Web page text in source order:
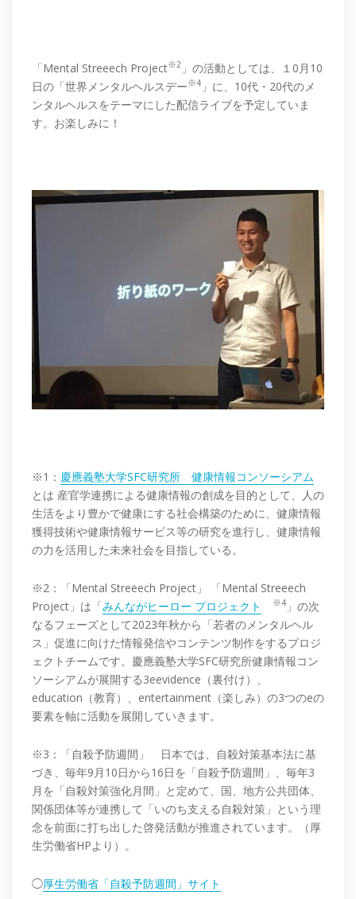
「Mental Streeech Project※2 」の活動としては、１0月10
日の「世界メンタルヘルスデー※4 」に、10代・20代のメ
ンタルヘルスをテーマにした配信ライブを予定していま
す。お楽しみに！
※1： 慶應義塾大学SFC研究所 健康情報コンソーシアム
とは 産官学連携による健康情報の創成を目的として、人の
生活をより豊かで健康にする社会構築のために、健康情報
獲得技術や健康情報サービス等の研究を進行し、健康情報
の力を活用した未来社会を目指している。
※2：「Mental Streeech Project」 「Mental Streeech
Project」は「みんながヒーロー プロジェクト ※4 」の次
なるフェーズとして2023年秋から「若者のメンタルヘル
ス」促進に向けた情報発信やコンテンツ制作をするプロジ
ェクトチームです。慶應義塾大学SFC研究所健康情報コン
ソーシアムが展開する3eevidence（裏付け）、
education（教育）、entertainment（楽しみ）の3つのeの
要素を軸に活動を展開していきます。
※3：「自殺予防週間」 日本では、自殺対策基本法に基
づき、毎年9月10日から16日を「自殺予防週間」、毎年3
月を「自殺対策強化月間」と定めて、国、地方公共団体、
関係団体等が連携して「いのち支える自殺対策」という理
念を前面に打ち出した啓発活動が推進されています。（厚
生労働省HPより）。
◯厚生労働省「自殺予防週間」サイト